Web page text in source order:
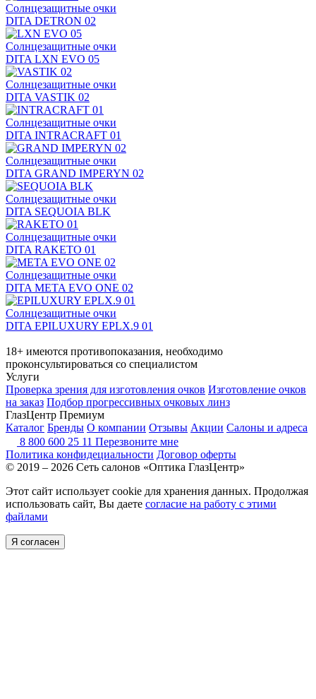
Солнцезащитные очки
DITA DETRON 02
Солнцезащитные очки
DITA LXN EVO 05
Солнцезащитные очки
DITA VASTIK 02
Солнцезащитные очки
DITA INTRACRAFT 01
Солнцезащитные очки
DITA GRAND IMPERYN 02
Солнцезащитные очки
DITA SEQUOIA BLK
Солнцезащитные очки
DITA RAKETO 01
Солнцезащитные очки
DITA META EVO ONE 02
Солнцезащитные очки
DITA EPILUXURY EPLX.9 01
18+ имеются противопоказания, необходимо
проконсультироваться со специалистом
Услуги
Проверка зрения для изготовления очков Изготовление очков
на заказ Подбор прогрессивных очковых линз
ГлазЦентр Премиум
Каталог Бренды О компании Отзывы Акции Салоны и адреса
8 800 600 25 11 Перезвоните мне
Политика конфидециальности Договор оферты
© 2019 – 2026 Сеть салонов «Оптика ГлазЦентр»
Этот сайт использует cookie для хранения данных. Продолжая
использовать сайт, Вы даете согласие на работу с этими
файлами
Я согласен